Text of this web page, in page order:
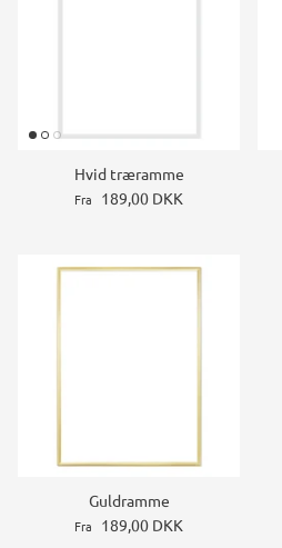
Hvid træramme
Fra 189,00 DKK
Guldramme
Fra 189,00 DKK